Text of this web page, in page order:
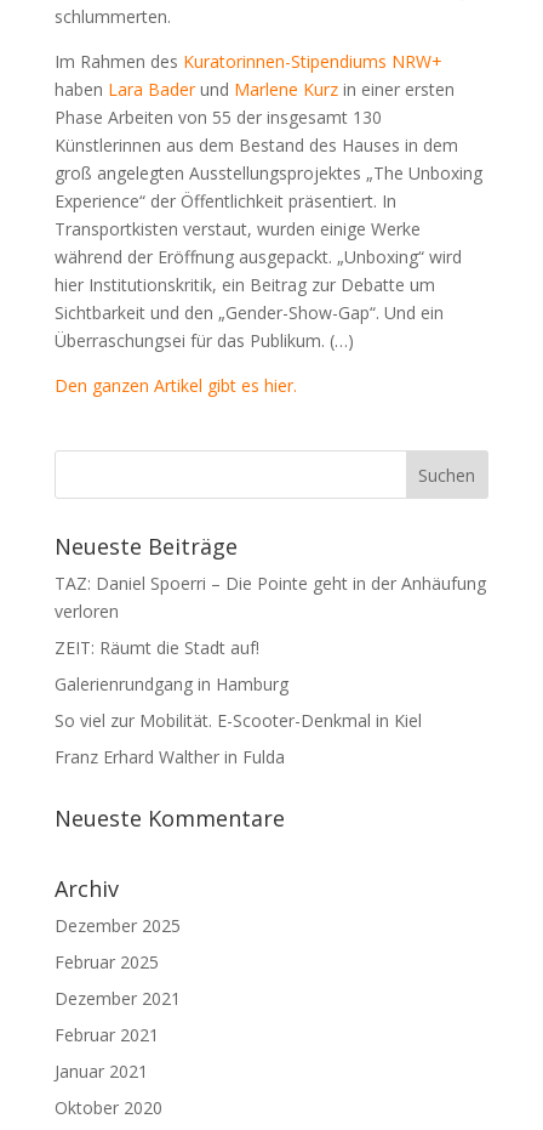
schlummerten.
Im Rahmen des Kuratorinnen-Stipendiums NRW+
haben Lara Baderund Marlene Kurzin einer ersten
Phase Arbeiten von 55 der insgesamt 130
Künstlerinnen aus dem Bestand des Hauses in dem
groß angelegten Ausstellungsprojektes „The Unboxing
Experience“ der Öffentlichkeit präsentiert. In
Transportkisten verstaut, wurden einige Werke
während der Eröffnung ausgepackt. „Unboxing“ wird
hier Institutionskritik, ein Beitrag zur Debatte um
Sichtbarkeit und den „Gender-Show-Gap“. Und ein
Überraschungsei für das Publikum. (…)
Den ganzen Artikel gibt es hier.
Neueste Beiträge
TAZ: Daniel Spoerri – Die Pointe geht in der Anhäufung
verloren
ZEIT: Räumt die Stadt auf!
Galerienrundgang in Hamburg
So viel zur Mobilität. E-Scooter-Denkmal in Kiel
Franz Erhard Walther in Fulda
Neueste Kommentare
Archiv
Dezember 2025
Februar 2025
Dezember 2021
Februar 2021
Januar 2021
Oktober 2020